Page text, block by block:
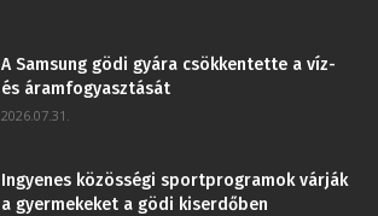
A Samsung gödi gyára csökkentette a víz-
és áramfogyasztását
2026.07.31.
Ingyenes közösségi sportprogramok várják
a gyermekeket a gödi kiserdőben